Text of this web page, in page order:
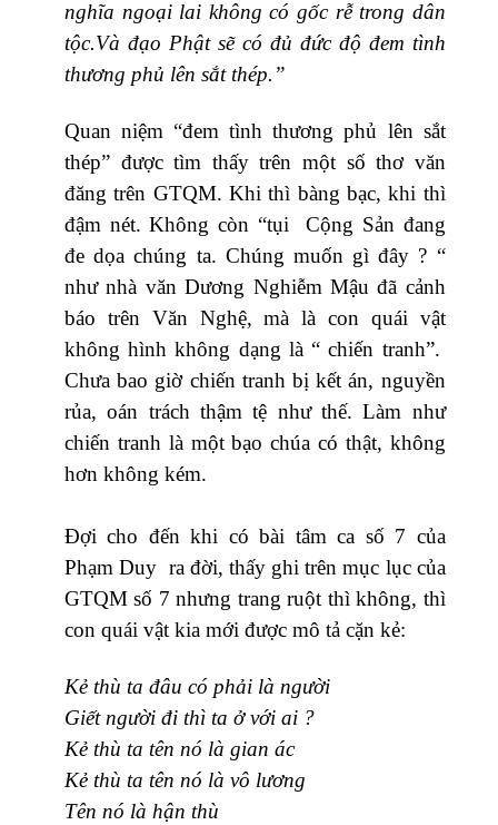
nghĩa ngoại lai không có gốc rễ trong dân
tộc.Và đạo Phật sẽ có đủ đức độ đem tình
thương phủ lên sắt thép.”
Quan niệm “đem tình thương phủ lên sắt
thép” được tìm thấy trên một số thơ văn
đăng trên GTQM. Khi thì bàng bạc, khi thì
đậm nét. Không còn “tụi Cộng Sản đang
đe dọa chúng ta. Chúng muốn gì đây ? “
như nhà văn Dương Nghiễm Mậu đã cảnh
báo trên Văn Nghệ, mà là con quái vật
không hình không dạng là “ chiến tranh”.
Chưa bao giờ chiến tranh bị kết án, nguyền
rủa, oán trách thậm tệ như thế. Làm như
chiến tranh là một bạo chúa có thật, không
hơn không kém.
Đợi cho đến khi có bài tâm ca số 7 của
Phạm Duy ra đời, thấy ghi trên mục lục của
GTQM số 7 nhưng trang ruột thì không, thì
con quái vật kia mới được mô tả cặn kẻ:
Kẻ thù ta đâu có phải là người
Giết người đi thì ta ở với ai ?
Kẻ thù ta tên nó là gian ác
Kẻ thù ta tên nó là vô lương
Tên nó là hận thù